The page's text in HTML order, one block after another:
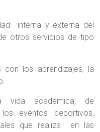
interna y externa del
otros servicios de tipo
con los aprendizajes, la
académica, de
eventos deportivos,
que realiza en las